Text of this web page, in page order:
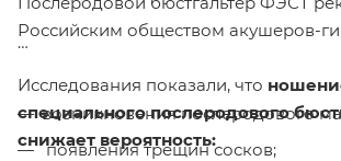
Российским обществом акушеров-
Исследования показали, что
специального послеродового
снижает вероятность:
возникновения послеродового
появления трещин сосков;